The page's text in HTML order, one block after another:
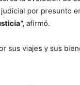
por presunto
afirmó.
sus viajes y sus